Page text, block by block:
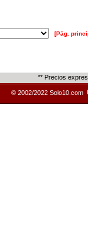
[Pág.
** Precios
© 2002/2022 Solo10.com